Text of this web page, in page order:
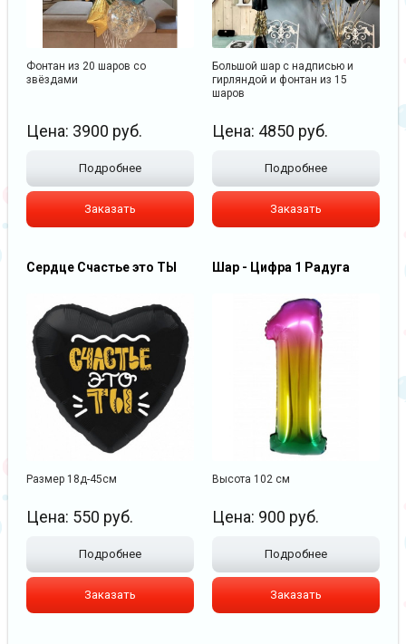
Фонтан из 20 шаров со
звёздами
Цена: 3900 руб.
Подробнее
Заказать
Большой шар с надписью и
гирляндой и фонтан из 15
шаров
Цена: 4850 руб.
Подробнее
Заказать
Сердце Счастье это ТЫ
Размер 18д-45см
Цена: 550 руб.
Подробнее
Заказать
Шар - Цифра 1 Радуга
Высота 102 см
Цена: 900 руб.
Подробнее
Заказать